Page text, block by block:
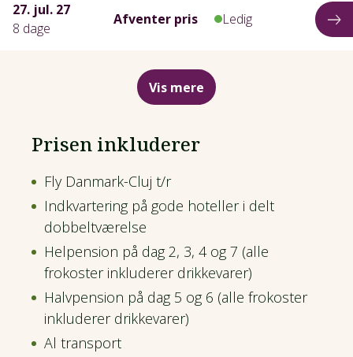
27. jul. 27
8 dage
Afventer pris Ledig
Vis mere
Prisen inkluderer
Fly Danmark-Cluj t/r
Indkvartering på gode hoteller i delt
dobbeltværelse
Helpension på dag 2, 3, 4 og 7 (alle
frokoster inkluderer drikkevarer)
Halvpension på dag 5 og 6 (alle frokoster
inkluderer drikkevarer)
Al transport